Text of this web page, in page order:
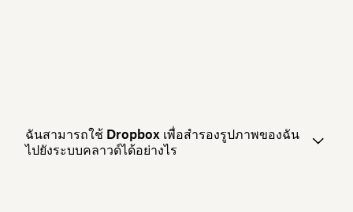
ฉันสามารถใช้ Dropbox เพื่อสำรองรูปภาพของฉัน
ไปยังระบบคลาวด์ได้อย่างไร